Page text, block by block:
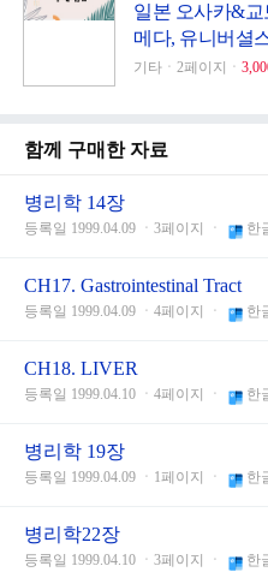
일본 오사카&교
메다, 유니버셜
기타ㆍ2페이지ㆍ
함께 구매한 자료
병리학 14장
등록일 1999.04.09 ㆍ3페이지 ㆍ 한
CH17. Gastrointestinal Tract
등록일 1999.04.09 ㆍ4페이지 ㆍ 한
CH18. LIVER
등록일 1999.04.10 ㆍ4페이지 ㆍ 한
병리학 19장
등록일 1999.04.09 ㆍ1페이지 ㆍ 한
병리학22장
등록일 1999.04.10 ㆍ3페이지 ㆍ 한